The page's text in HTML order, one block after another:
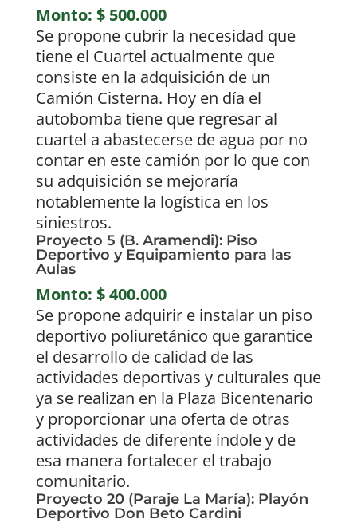
Monto: $ 500.000
Se propone cubrir la necesidad que
tiene el Cuartel actualmente que
consiste en la adquisición de un
Camión Cisterna. Hoy en día el
autobomba tiene que regresar al
cuartel a abastecerse de agua por no
contar en este camión por lo que con
su adquisición se mejoraría
notablemente la logística en los
siniestros.
Proyecto 5 (B. Aramendi): Piso
Deportivo y Equipamiento para las
Aulas
Monto: $ 400.000
Se propone adquirir e instalar un piso
deportivo poliuretánico que garantice
el desarrollo de calidad de las
actividades deportivas y culturales que
ya se realizan en la Plaza Bicentenario
y proporcionar una oferta de otras
actividades de diferente índole y de
esa manera fortalecer el trabajo
comunitario.
Proyecto 20 (Paraje La María): Playón
Deportivo Don Beto Cardini